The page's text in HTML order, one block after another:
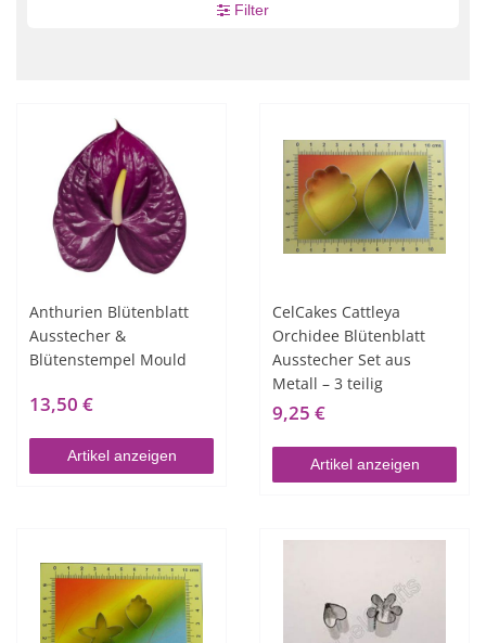
Filter
Anthurien Blütenblatt
Ausstecher &
Blütenstempel Mould
13,50 €
Artikel anzeigen
CelCakes Cattleya
Orchidee Blütenblatt
Ausstecher Set aus
Metall – 3 teilig
9,25 €
Artikel anzeigen